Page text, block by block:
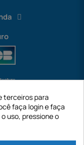
terceiros para
faça login e faça
uso, pressione o